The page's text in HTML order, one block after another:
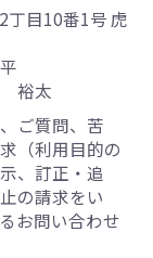
目10番1号 虎
裕太
ご質問、苦
（利用目的の
、訂正・追
の請求をい
お問い合わせ